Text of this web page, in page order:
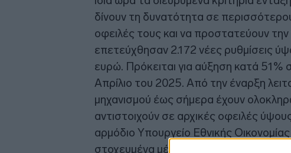
δίνουν τη δυνατότητα σε
οφειλές τους και να προστατεύουν
επετεύχθησαν 2.172 νέες ρυθμίσεις
ευρώ. Πρόκειται για αύξηση κατά 51%
Απρίλιο του 2025. Από την έναρξη
μηχανισμού έως σήμερα έχουν
αντιστοιχούν σε αρχικές οφειλές
αρμόδιο Υπουργείο Εθνικής
στοχευμένα μέτρα ευρύτερης